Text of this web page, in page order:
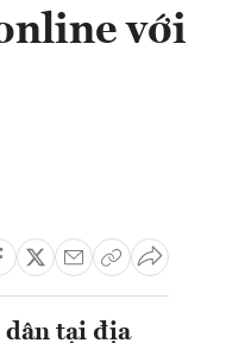
với
dân tại địa